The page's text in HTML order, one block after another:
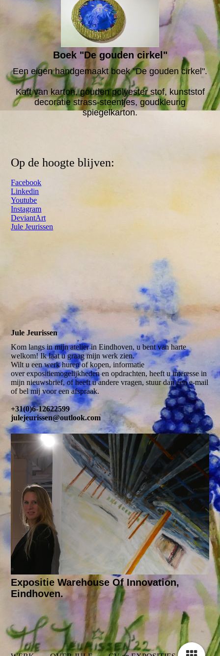
Boek "De gouden cirkel"
Een eigen handgemaakt boek "De gouden cirkel".
Kaft van karton, gouden polyester stof, kunststof
decoratie strass-steentjes, goudkleurig
spiegelkarton.
Op de hoogte blijven:
Facebook
Linkedin
Youtube
Instagram
DeviantArt
Jule Jeurissen
Jule Jeurissen
Kom langs in mijn atelier in Eindhoven, u bent van harte
welkom! Ik laat u graag mijn werk zien.
Wilt u een werk huren of kopen, informatie
over expositiemogelijkheden en opdrachten, heeft u interesse in
mijn nieuwsbrief, of heeft u andere vragen, stuur dan een e-mail
of bel mij voor een afspraak.
+31(0)6-12622599
julejeurissen@outlook.com
Expositie Warehouse Of Innovation,
Eindhoven.